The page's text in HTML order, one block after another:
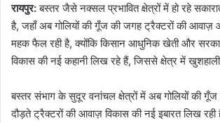
रायपुर:बस्तर जैसे नक्सल प्रभावित क्षेत्रों में हो रहे
है, जहाँ अब गोलियों की गूँज की जगह ट्रैक्टरों की
महक फैल रही है, क्योंकि किसान आधुनिक खेती और
विकास की नई कहानी लिख रहे हैं, जिससे क्षेत्र में
बस्तर संभाग के सुदूर वनांचल क्षेत्रों में अब गोलियों की गूँज
दौड़ते ट्रैक्टरों की आवाज़ विकास की नई इबारत लिख